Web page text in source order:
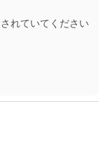
れていてください